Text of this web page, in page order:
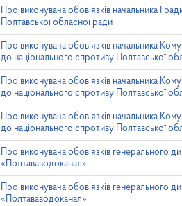
Про виконувача обов’язків начальника
Полтавської обласної ради
Про виконувача обов’язків начальника
до національного спротиву Полтавської
Про виконувача обов’язків начальника
до національного спротиву Полтавської
Про виконувача обов’язків начальника
до національного спротиву Полтавської
Про виконувача обов’язків генерального
«Полтававодоканал»
Про виконувача обов’язків генерального
«Полтававодоканал»